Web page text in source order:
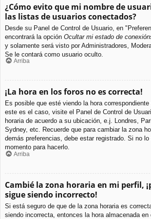
¿Cómo evito que mi nombre de
las listas de usuarios conectados?
Desde su Panel de Control de Usuario, en
encontrará la opción Ocultar mi estado de
y solamente será visto por Administradores,
Se le contará como usuario oculto.
Arriba
¡La hora en los foros no es correcta!
Es posible que esté viendo la hora
este es el caso, visite el Panel de Control de
horaria de acuerdo a su ubicación, e.j. Londres,
Sydney, etc. Recuerde que para cambiar la zona
demás preferencias, debe estar registrado. Si no
momento para hacerlo.
Arriba
Cambié la zona horaria en mi perfil,
sigue siendo incorrecto!
Si está seguro de que de la zona horaria es
siendo incorrecta, entonces la hora almacenada en